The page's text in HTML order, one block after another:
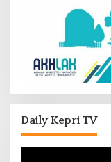
Daily Kepri TV